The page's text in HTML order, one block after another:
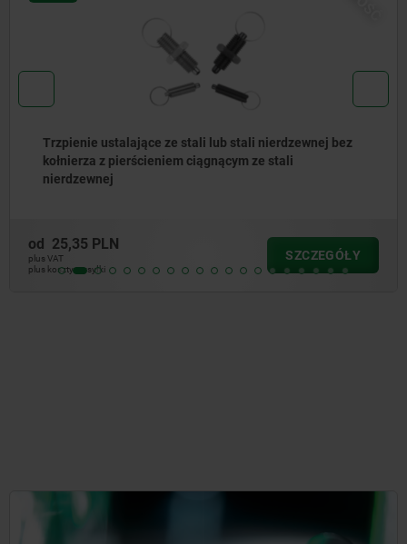
Trzpienie ustalające ze stali lub stali nierdzewnej z
pierścieniem ciągnącym ze stali nierdzewnej
od 23,58 PLN
plus VAT
plus koszty wysyłki
SZCZEGÓŁY